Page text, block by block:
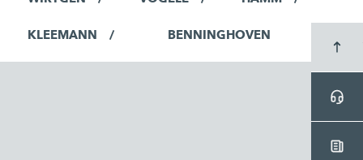
KLEEMANN BENNINGHOVEN